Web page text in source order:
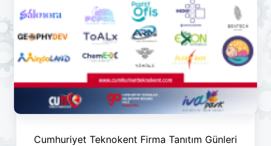
Cumhuriyet Teknokent Firma Tanıtım Günleri